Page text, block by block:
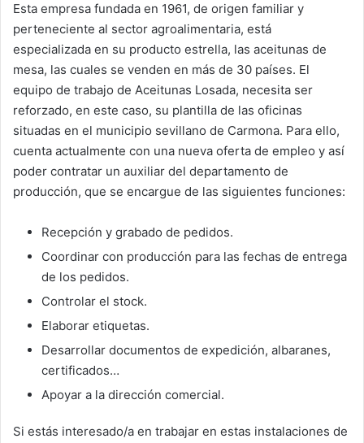
Esta empresa fundada en 1961, de origen familiar y
perteneciente al sector agroalimentaria, está
especializada en su producto estrella, las aceitunas de
mesa, las cuales se venden en más de 30 países. El
equipo de trabajo de Aceitunas Losada, necesita ser
reforzado, en este caso, su plantilla de las oficinas
situadas en el municipio sevillano de Carmona. Para ello,
cuenta actualmente con una nueva oferta de empleo y así
poder contratar un auxiliar del departamento de
producción, que se encargue de las siguientes funciones:
Recepción y grabado de pedidos.
Coordinar con producción para las fechas de entrega
de los pedidos.
Controlar el stock.
Elaborar etiquetas.
Desarrollar documentos de expedición, albaranes,
certificados…
Apoyar a la dirección comercial.
Si estás interesado/a en trabajar en estas instalaciones de